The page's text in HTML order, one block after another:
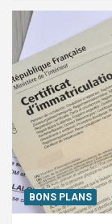
BONS PLANS